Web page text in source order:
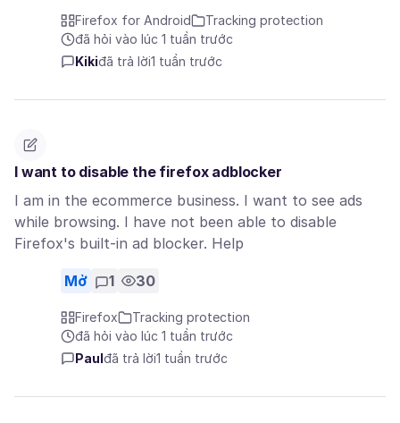
Firefox for Android
Tracking protection
đã hỏi vào lúc 1 tuần trước
Kikiđã trả lời1 tuần trước
I want to disable the firefox adblocker
I am in the ecommerce business. I want to see ads
while browsing. I have not been able to disable
Firefox's built-in ad blocker. Help
Mở 1 30
Firefox
Tracking protection
đã hỏi vào lúc 1 tuần trước
Paul đã trả lời1 tuần trước